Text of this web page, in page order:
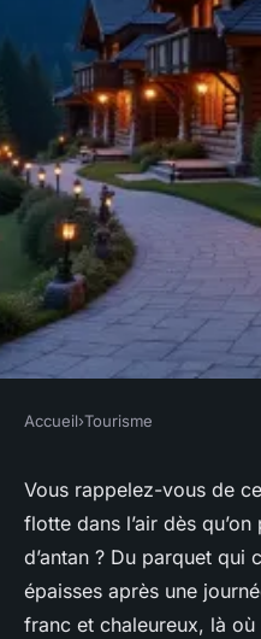
Vivre
montagnard à
Éléanore• 16/03/2026 19:46•
Accueil›Tourisme
Vous rappelez-vous de
flotte dans l’air dès
d’antan ? Du parquet qui
épaisses après une
franc et chaleureux, là